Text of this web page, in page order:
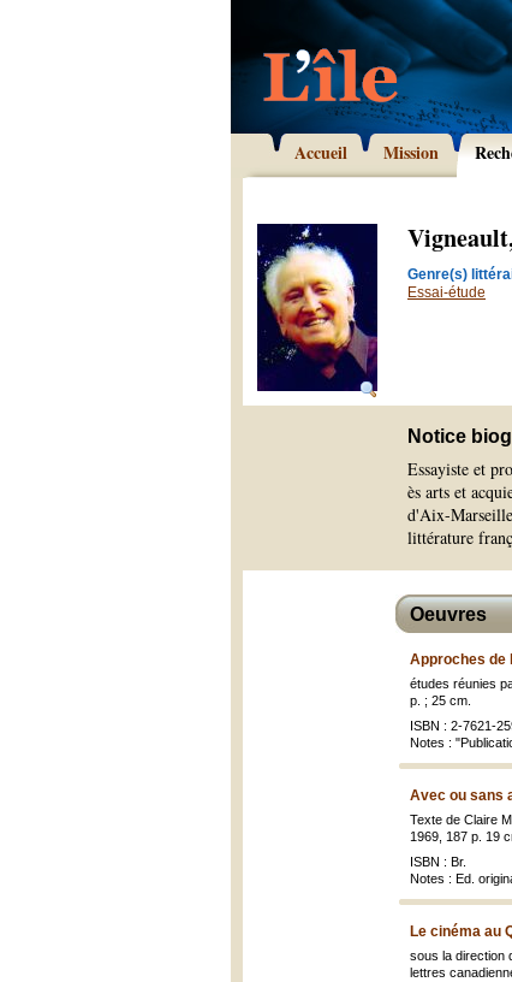
Accueil Mission
Genre(s)
Essai-étude
Notice
Essayiste et
ès arts et
d'Aix-Marseille
littérature
Oeuvres
Approches de
études réunies
p. ; 25 cm.
ISBN : 2-7621-
Notes :
Avec ou sans
Texte de Claire
1969, 187 p. 19
ISBN : Br.
Notes : Ed.
Le cinéma au
sous la direction
lettres